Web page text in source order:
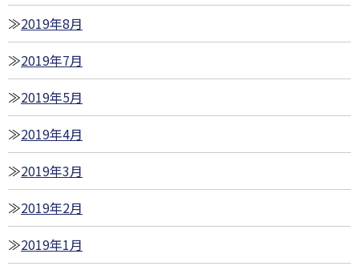
2019年8月
2019年7月
2019年5月
2019年4月
2019年3月
2019年2月
2019年1月